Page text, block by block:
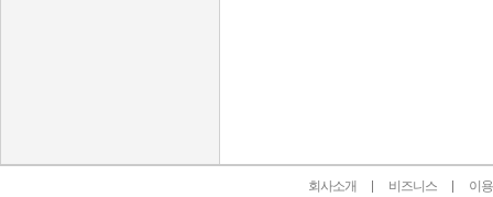
회사소개 비즈니스 이